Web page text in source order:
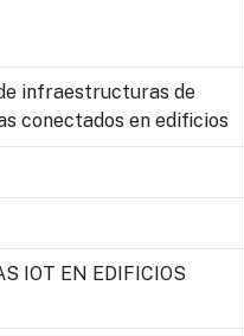
infraestructuras de
conectados en edificios
IOT EN EDIFICIOS